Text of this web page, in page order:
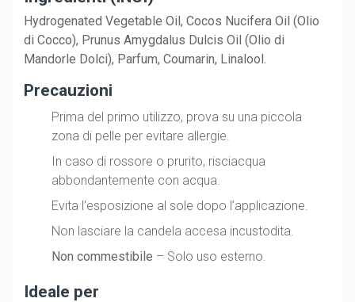
Hydrogenated Vegetable Oil, Cocos Nucifera Oil (Olio
di Cocco), Prunus Amygdalus Dulcis Oil (Olio di
Mandorle Dolci), Parfum, Coumarin, Linalool.
Precauzioni
Prima del primo utilizzo, prova su una piccola
zona di pelle per evitare allergie.
In caso di rossore o prurito, risciacqua
abbondantemente con acqua.
Evita l’esposizione al sole dopo l’applicazione.
Non lasciare la candela accesa incustodita.
Non commestibile – Solo uso esterno.
Ideale per